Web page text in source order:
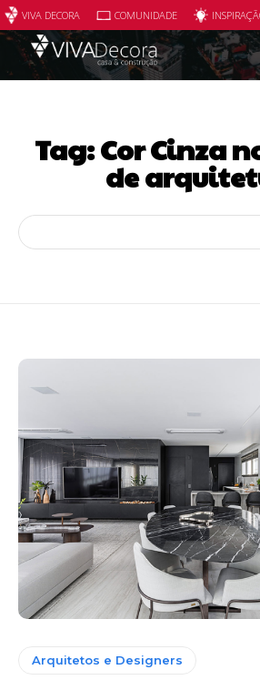
VIVA DECORA COMUNIDADE
Tag:Cor Cinza
de
Arquitetos e Designers